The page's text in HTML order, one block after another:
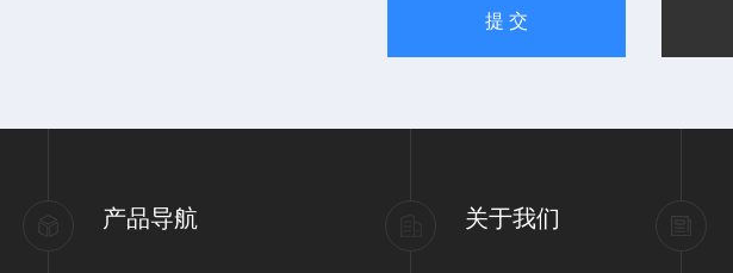
产品导航 关于我们